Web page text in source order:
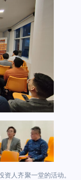
人齐聚一堂的活动。